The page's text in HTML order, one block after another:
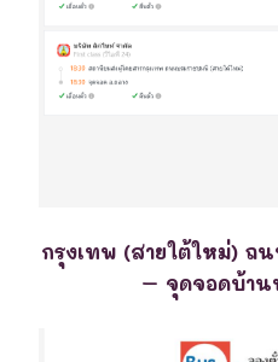
กรุงเทพ (สายใต้ใหม่) ถ
– จุดจอดบ้าน